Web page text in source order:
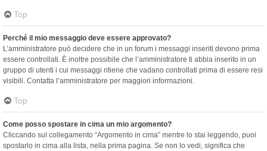
Top
Perché il mio messaggio deve essere approvato?
L’amministratore può decidere che in un forum i messaggi inseriti devono prima
essere controllati. È inoltre possibile che l’amministratore ti abbia inserito in un
gruppo di utenti i cui messaggi ritiene che vadano controllati prima di essere resi
visibili. Contatta l’amministratore per maggiori informazioni.
Top
Come posso spostare in cima un mio argomento?
Cliccando sul collegamento “Argomento in cima” mentre lo stai leggendo, puoi
spostarlo in cima alla lista, nella prima pagina. Se non lo vedi, significa che